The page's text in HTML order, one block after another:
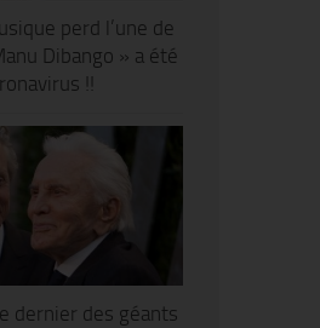
perd l’une de
Dibango » a été
!!
dernier des géants